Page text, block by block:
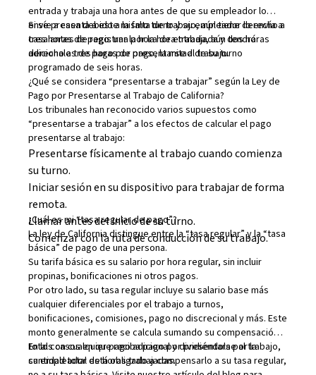
entrada y trabaja una hora antes de que su empleador lo
envíe a casa debido a la falta de trabajo, aún tiene derecho a
tres horas de pago: una por la hora trabajada y dos horas
adicionales de pago por presentarse al trabajo.
Si se presenta a este mismo turno y su empleador lo envía a
casa antes de registrar la hora de entrada, aún tendrá
derecho a tres horas de pago, la mitad de su turno
programado de seis horas.
¿Qué se considera “presentarse a trabajar” según la Ley de
Pago por Presentarse al Trabajo de California?
Los tribunales han reconocido varios supuestos como
“presentarse a trabajar” a los efectos de calcular el pago
presentarse al trabajo:
Presentarse físicamente al trabajo cuando comienza
su turno.
Iniciar sesión en su dispositivo para trabajar de forma
remota.
Llamar antes del inicio de su turno.
Comenzar con la ruta de conducción de su trabajo.
¿Cuál es mi “tasa regular de pago”?
La ley de California distingue entre la “tasa regular” y la “tasa
básica” de pago de una persona.
Su tarifa básica es su salario por hora regular, sin incluir
propinas, bonificaciones ni otros pagos.
Por otro lado, su tasa regular incluye su salario base más
cualquier diferenciales por el trabajo a turnos,
bonificaciones, comisiones, pago no discrecional y más. Este
monto generalmente se calcula sumando su compensación
total con cualquier pago adicional y dividiéndola por la
cantidad total de horas trabajadas.
En los casos en que reciba pago por presentarse al trabajo,
su empleador está obligado a compensarlo a su tasa regular,